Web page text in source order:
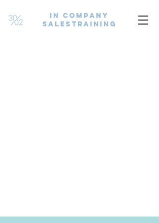
In Company
SalesTraininG